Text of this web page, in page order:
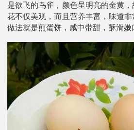
是欲飞的鸟雀，颜色呈明亮的金黄
花不仅美观，而且营养丰富，味道
做法就是煎蛋饼，咸中带甜，酥滑嫩